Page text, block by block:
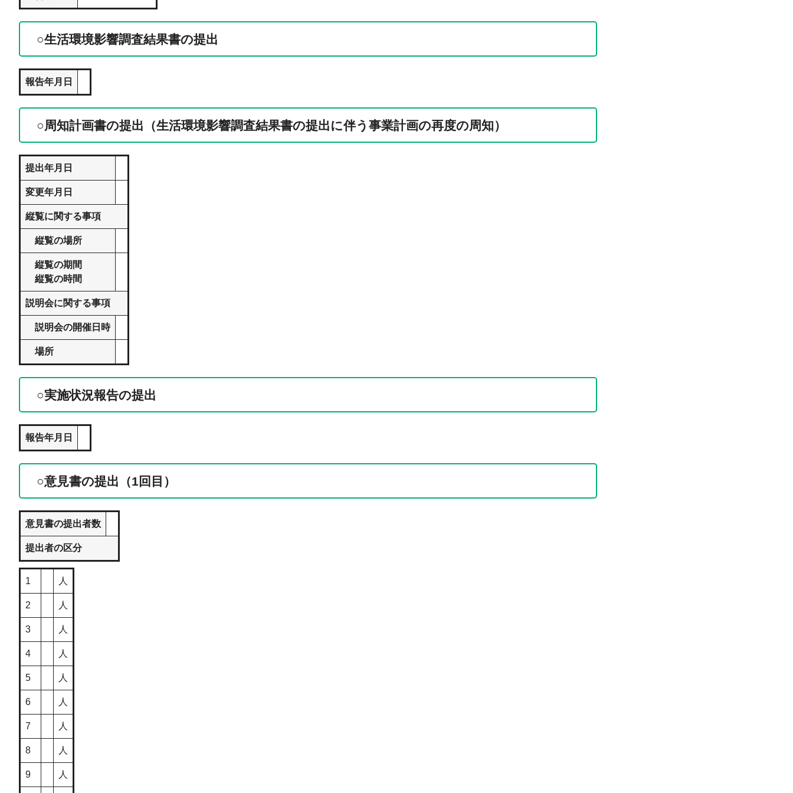
○生活環境影響調査結果書の提出
報告年月日
○周知計画書の提出（生活環境影響調査結果書の提出に伴う事業計画の再度の周知）
提出年月日
変更年月日
縦覧に関する事項
縦覧の場所
縦覧の期間
縦覧の時間
説明会に関する事項
説明会の開催日時
場所
○実施状況報告の提出
報告年月日
○意見書の提出（1回目）
意見書の提出者数
提出者の区分
1 人
2 人
3 人
4 人
5 人
6 人
7 人
8 人
9 人